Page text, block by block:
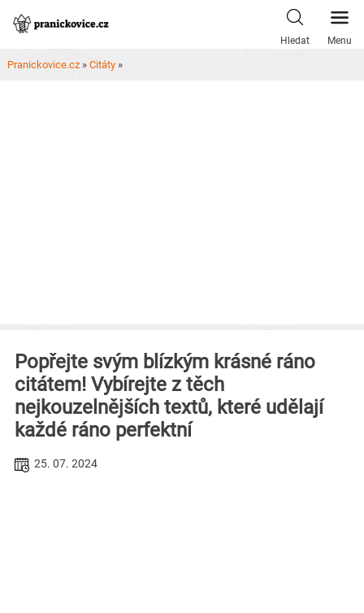
Skip
Hledat Menu
Pranickovice.cz » Citáty »
Popřejte svým blízkým krásné ráno
citátem! Vybírejte z těch
nejkouzelnějších textů, které udělají
každé ráno perfektní
25. 07. 2024